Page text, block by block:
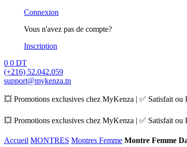
Connexion
Vous n'avez pas de compte?
Inscription
0 0 DT
(+216) 52.042.059
support@mykenza.tn
💥 Promotions exclusives chez MyKenza | ✅ Satisfait
💥 Promotions exclusives chez MyKenza | ✅ Satisfait
Accueil MONTRES Montres Femme Montre Femme